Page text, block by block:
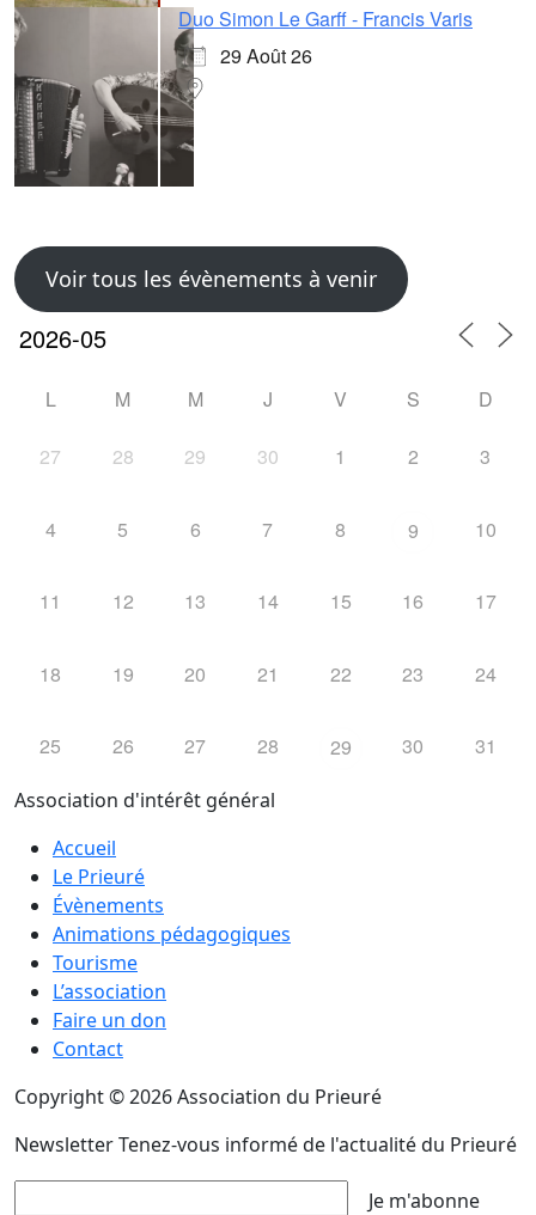
Duo Simon Le Garff - Francis Varis
29 Août 26
Voir tous les évènements à venir
L M M J V S D
27 28 29 30 1 2 3
4 5 6 7 8 9 10
11 12 13 14 15 16 17
18 19 20 21 22 23 24
25 26 27 28 29 30 31
Association d'intérêt général
Accueil
Le Prieuré
Évènements
Animations pédagogiques
Tourisme
L’association
Faire un don
Contact
Copyright © 2026 Association du Prieuré
NewsletterTenez-vous informé de l'actualité du Prieuré
Je m'abonne